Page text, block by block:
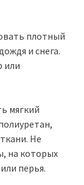
плотный
и снега.
или
мягкий
Не
на которых
перья.